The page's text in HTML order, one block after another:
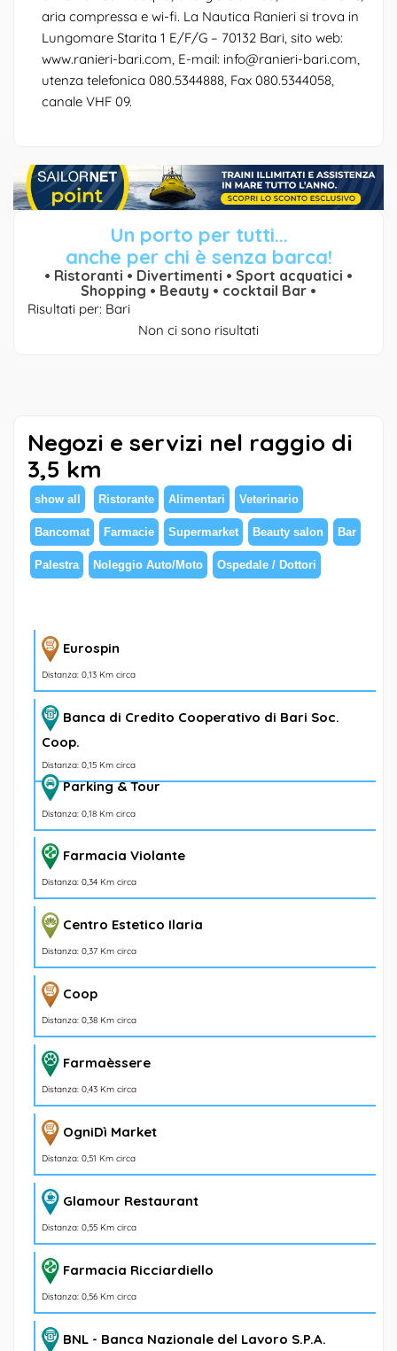
aria compressa e wi-fi. La Nautica Ranieri si trova in
Lungomare Starita 1 E/F/G – 70132 Bari, sito web:
www.ranieri-bari.com, E-mail: info@ranieri-bari.com,
utenza telefonica 080.5344888, Fax 080.5344058,
canale VHF 09.
Un porto per tutti...
anche per chi è senza barca!
• Ristoranti • Divertimenti • Sport acquatici •
Shopping • Beauty • cocktail Bar •
Risultati per: Bari
Non ci sono risultati
Negozi e servizi nel raggio di
3,5 km
show all Ristorante Alimentari Veterinario
Bancomat Farmacie Supermarket Beauty salon Bar
Palestra Noleggio Auto/Moto Ospedale / Dottori
Eurospin
Distanza: 0,13 Km circa
Banca di Credito Cooperativo di Bari Soc.
Coop.
Distanza: 0,15 Km circa
Parking & Tour
Distanza: 0,18 Km circa
Farmacia Violante
Distanza: 0,34 Km circa
Centro Estetico Ilaria
Distanza: 0,37 Km circa
Coop
Distanza: 0,38 Km circa
Farmaèssere
Distanza: 0,43 Km circa
OgniDì Market
Distanza: 0,51 Km circa
Glamour Restaurant
Distanza: 0,55 Km circa
Farmacia Ricciardiello
Distanza: 0,56 Km circa
BNL - Banca Nazionale del Lavoro S.P.A.